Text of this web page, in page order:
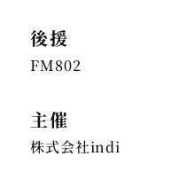
後援
FM802
主催
株式会社indi